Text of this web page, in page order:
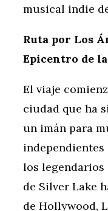
musical indie
Ruta por Los
Epicentro de
El viaje
ciudad que ha
un imán para
independientes
los legendarios
de Silver Lake
de Hollywood,